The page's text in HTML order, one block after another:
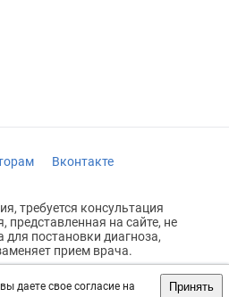
даете свое согласие на
Принять
Вконтакте
требуется консультация
на сайте, не
постановки диагноза,
прием врача.